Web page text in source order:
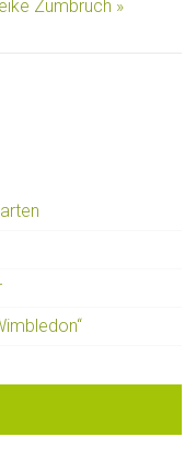
Zumbruch »